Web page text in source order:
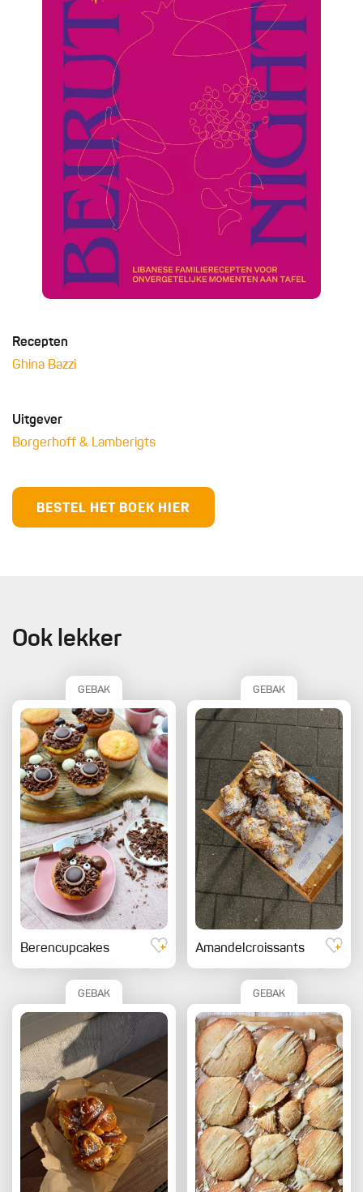
Recepten
Ghina Bazzi
Uitgever
Borgerhoff & Lamberigts
BESTEL HET BOEK HIER
Ook lekker
GEBAK
Berencupcakes
GEBAK
Amandelcroissants
GEBAK GEBAK